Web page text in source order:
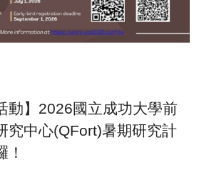
動】2026國立成功大學前
究中心(QFort)暑期研究計
！